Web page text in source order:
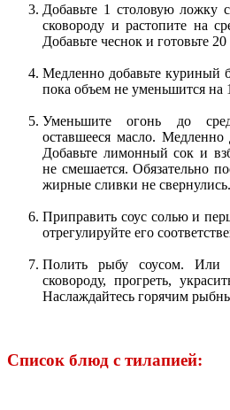
Добавьте 1 столовую ложку
сковороду и растопите на
Добавьте чеснок и готовьте
Медленно добавьте куриный
пока объем не уменьшится на
Уменьшите огонь до
оставшееся масло.
Добавьте лимонный сок и
не смешается. Обязательно
жирные сливки не свернулись.
Приправить соус солью и
отрегулируйте его
Полить рыбу соусом. Или
сковороду, прогреть,
Наслаждайтесь горячим
Список блюд с тилапией: